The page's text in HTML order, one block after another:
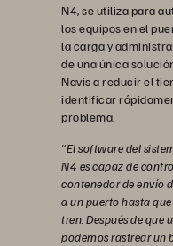
N4, se utiliza para
los equipos en el
la carga y
de una única
Navis a reducir el
identificar
problema.
“El software del
N4 es capaz de
contenedor de envío
a un puerto hasta
tren. Después de que
podemos rastrear un